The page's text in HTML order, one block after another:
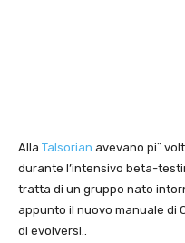
Alla Talsorian avevano pi¨
durante l’intensivo beta-
tratta di un gruppo nato
appunto il nuovo manuale di
di evolversi..